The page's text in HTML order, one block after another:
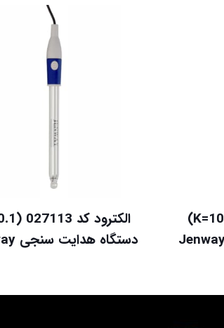
الکترود کد 027213 (K=10)
دستگاه هدایت سنجی Jenway